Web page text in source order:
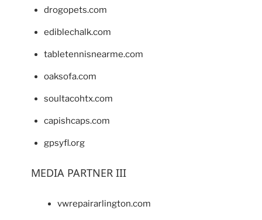
drogopets.com
ediblechalk.com
tabletennisnearme.com
oaksofa.com
soultacohtx.com
capishcaps.com
gpsyfl.org
MEDIA PARTNER III
vwrepairarlington.com